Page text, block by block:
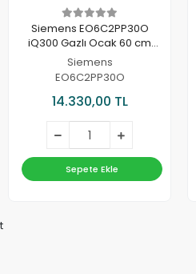
Siemens EO6C2PP30O
iQ300 Gazlı Ocak 60 cm
Sert cam, Beyaz
Siemens
EO6C2PP30O
14.330,00 TL
Sepete Ekle
t